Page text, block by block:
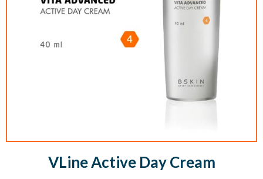
VLine Active Day Cream